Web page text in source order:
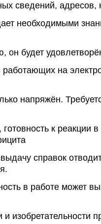
сведений,
необходимыми
он будет
работающих на
напряжён.
к реакции
справок
в работе может
и изобретательности